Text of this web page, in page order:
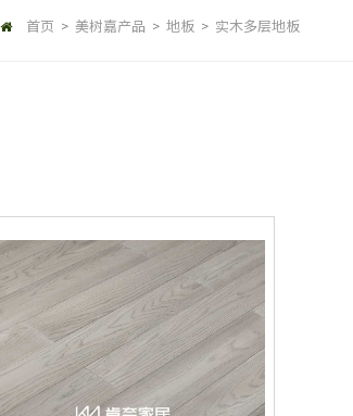
首页 > 美树嘉产品 > 地板 > 实木多层地板